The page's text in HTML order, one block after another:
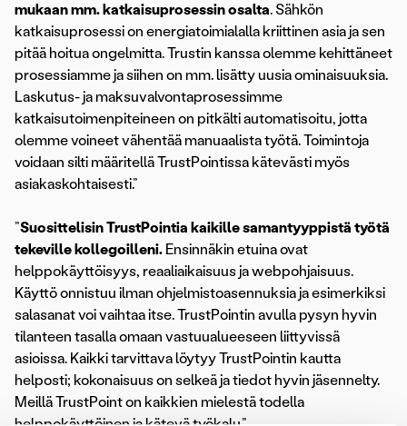
mukaan mm. katkaisuprosessin osalta. Sähkön
katkaisuprosessi on energiatoimialalla kriittinen asia ja sen
pitää hoitua ongelmitta. Trustin kanssa olemme kehittäneet
prosessiamme ja siihen on mm. lisätty uusia ominaisuuksia.
Laskutus- ja maksuvalvontaprosessimme
katkaisutoimenpiteineen on pitkälti automatisoitu, jotta
olemme voineet vähentää manuaalista työtä. Toimintoja
voidaan silti määritellä TrustPointissa kätevästi myös
asiakaskohtaisesti.”
”Suosittelisin TrustPointia kaikille samantyyppistä työtä
tekeville kollegoilleni. Ensinnäkin etuina ovat
helppokäyttöisyys, reaaliaikaisuus ja webpohjaisuus.
Käyttö onnistuu ilman ohjelmistoasennuksia ja esimerkiksi
salasanat voi vaihtaa itse. TrustPointin avulla pysyn hyvin
tilanteen tasalla omaan vastuualueeseen liittyvissä
asioissa. Kaikki tarvittava löytyy TrustPointin kautta
helposti; kokonaisuus on selkeä ja tiedot hyvin jäsennelty.
Meillä TrustPoint on kaikkien mielestä todella